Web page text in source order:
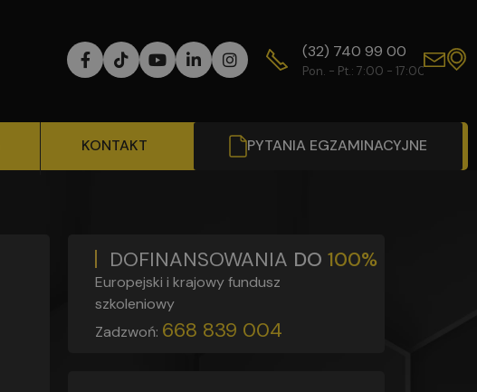
(32) 740 99 00
Pon. - Pt.: 7:00 - 17:00
KONTAKT PYTANIA EGZAMINACYJNE
DOFINANSOWANIA DO 100%
Europejski i krajowy fundusz
szkoleniowy
Zadzwoń: 668 839 004